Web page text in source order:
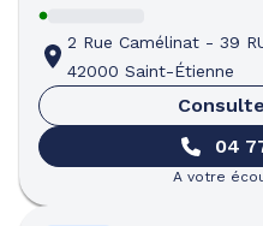
2 Rue Camélinat - 39
42000 Saint-Étienne
04
A votre